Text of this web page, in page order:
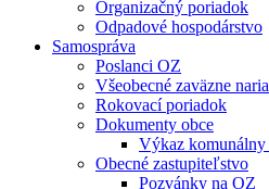
Organizačný poriadok
Odpadové hospodárstvo
Samospráva
Poslanci OZ
Všeobecné zaväzne
Rokovací poriadok
Dokumenty obce
Výkaz komunálny
Obecné zastupiteľstvo
Pozvánky na OZ